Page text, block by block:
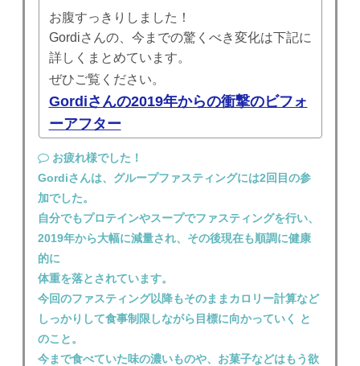
お腹すっきりしました！
Gordiさんの、今までの驚くべき変化は下記に
詳しくまとめています。
ぜひご覧ください。
Gordiさんの2019年からの衝撃のビフォ
ーアフター
お疲れ様でした！
Gordiさんは、グループファスティングには2回目の参
加でした。
自分でもプロテインやスープでファスティングを行い、
2019年から大幅に減量され、その後現在も順調に健康
的に
体重を落とされています。
今回のファスティング以降もそのままカロリー計算など
しっかりして食事制限しながら目標に向かっていく と
のこと。
今まで食べていた味の濃いものや、お菓子などはもう欲